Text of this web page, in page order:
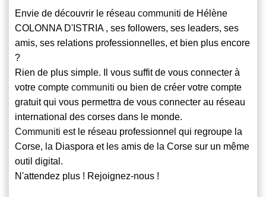
Envie de découvrir le réseau communiti de Hélène
COLONNA D'ISTRIA , ses followers, ses leaders, ses
amis, ses relations professionnelles, et bien plus encore
?
Rien de plus simple. Il vous suffit de vous connecter à
votre compte communiti ou bien de créer votre compte
gratuit qui vous permettra de vous connecter au réseau
international des corses dans le monde.
Communiti est le réseau professionnel qui regroupe la
Corse, la Diaspora et les amis de la Corse sur un même
outil digital.
N'attendez plus ! Rejoignez-nous !